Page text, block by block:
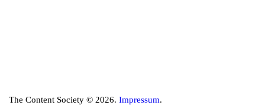
The Content Society © 2026. Impressum.